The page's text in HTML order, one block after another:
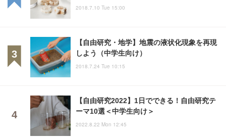
2018.7.10 Tue 15:00
【自由研究・地学】地震の液状化現象を再現
しよう（中学生向け）
2018.7.24 Tue 10:15
【自由研究2022】1日でできる！自由研究テ
ーマ10選＜中学生向け＞
2022.8.22 Mon 12:45